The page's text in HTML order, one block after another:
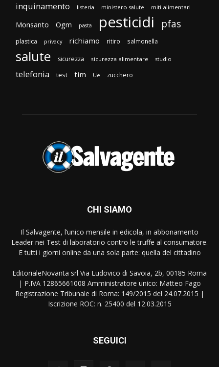
inquinamento listeria ministero salute miti alimentari
Monsanto Ogm pasta pesticidi pfas
plastica privacy richiamo ritiro salmonella
salute sicurezza sicurezza alimentare studio
telefonia test tim Ue zucchero
CHI SIAMO
Il Salvagente, l’unico mensile in edicola, in abbonamento
Leader nei Test di laboratorio contro le truffe al consumatore.
E tutti i giorni online da una sola parte: quella del cittadino
EditorialeNovanta srl Via Ludovico di Savoia, 2b, 00185 Roma
| P.IVA 12865661008 Amministratore unico: Matteo Fago
Registrazione Tribunale di Roma: 149/2015 del 24.07.2015 |
Iscrizione ROC: n. 25400 del 12.03.2015
SEGUICI